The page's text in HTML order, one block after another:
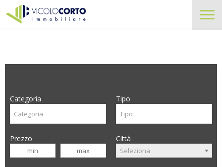
Categoria Tipo
Prezzo Città
Seleziona